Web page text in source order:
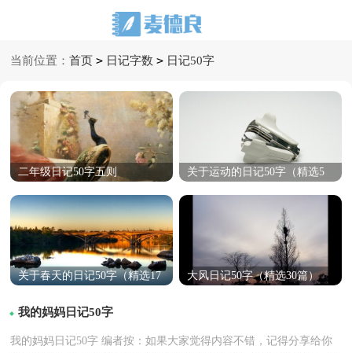
当前位置：首页 > 日记字数 > 日记50字
二年级日记50字五则
关于运动的日记50字（精选5
关于春天的日记50字（精选17
大风日记50字（精选30篇）
我的妈妈日记50字
我的妈妈日记50字 编者按：如果大家觉得内容不错，记得分享给你